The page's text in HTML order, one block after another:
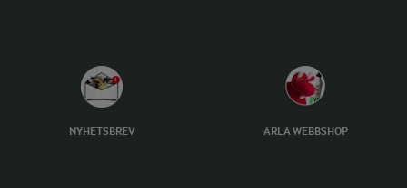
NYHETSBREV ARLA WEBBSHOP